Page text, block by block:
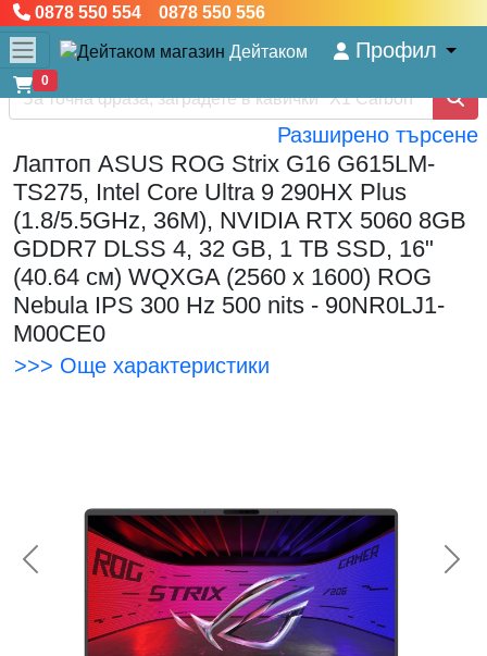
0878 550 554 0878 550 556
Дейтаком Профил
0
Разширено търсене
Лаптоп ASUS ROG Strix G16 G615LM-
TS275, Intel Core Ultra 9 290HX Plus
(1.8/5.5GHz, 36M), NVIDIA RTX 5060 8GB
GDDR7 DLSS 4, 32 GB, 1 TB SSD, 16"
(40.64 см) WQXGA (2560 x 1600) ROG
Nebula IPS 300 Hz 500 nits - 90NR0LJ1-
M00CE0
>>> Още характеристики
<< Предишна